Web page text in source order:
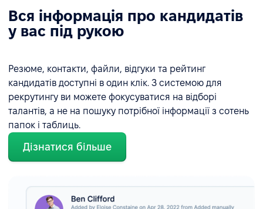
Вся інформація про кандидатів
у вас під рукою
Резюме, контакти, файли, відгуки та рейтинг
кандидатів доступні в один клік. З системою для
рекрутингу ви можете фокусуватися на відборі
талантів, а не на пошуку потрібної інформації з сотень
папок і таблиць.
Дізнатися більше